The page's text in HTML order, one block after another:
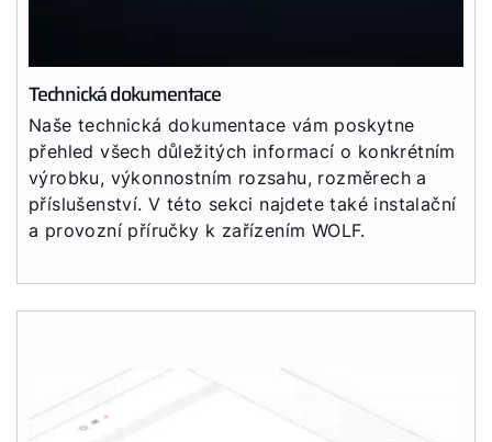
Technická dokumentace
Naše technická dokumentace vám poskytne
přehled všech důležitých informací o konkrétním
výrobku, výkonnostním rozsahu, rozměrech a
příslušenství. V této sekci najdete také instalační
a provozní příručky k zařízením WOLF.